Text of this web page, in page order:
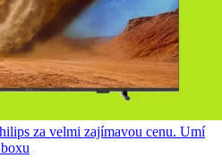
za velmi zajímavou cenu. Umí